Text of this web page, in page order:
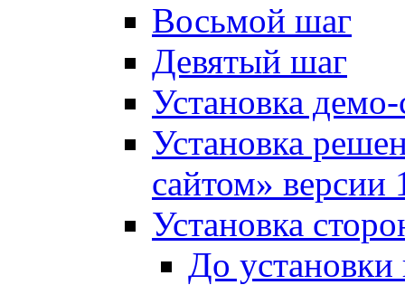
Восьмой шаг
Девятый шаг
Установка
Установка
сайтом»
Установка
До установки